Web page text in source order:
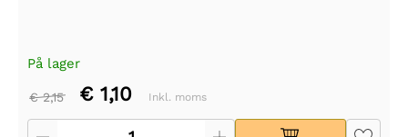
På lager
€ 2,15 € 1,10 Inkl. moms